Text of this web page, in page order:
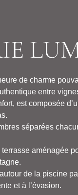
de charme
entre
est composée
séparées
aménagée
de la piscine
et à l’évasion.